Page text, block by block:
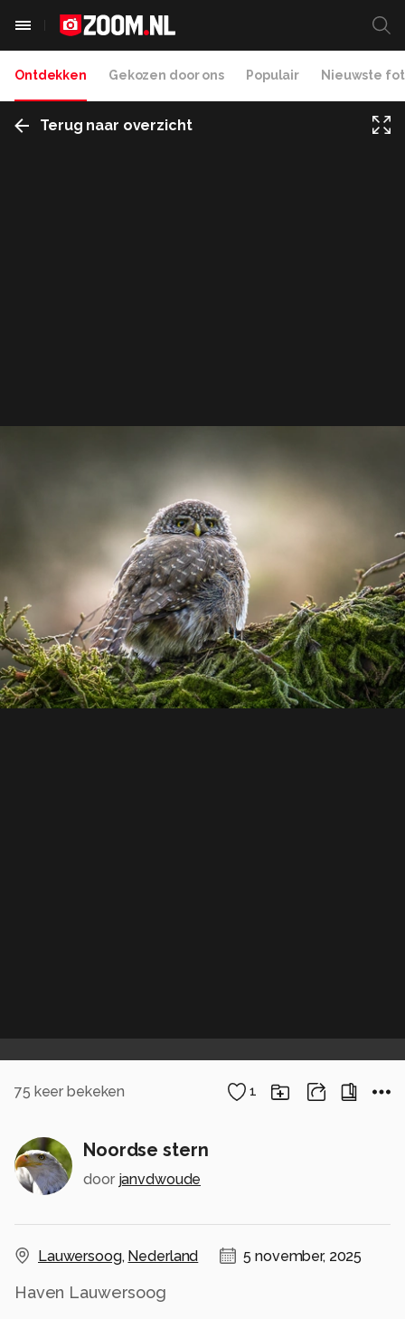
Ontdekken Gekozen door ons Populair Nieuwste
Terug naar overzicht
75 keer bekeken 1
Noordse stern
door janvdwoude
Lauwersoog, Nederland 5 november, 2025
Haven Lauwersoog